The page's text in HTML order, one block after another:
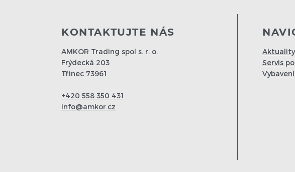
KONTAKTUJTE NÁS
AMKOR Trading spol s. r. o.
Frýdecká 203
Třinec 73961
+420 558 350 431
info@amkor.cz
Aktuality
Servis